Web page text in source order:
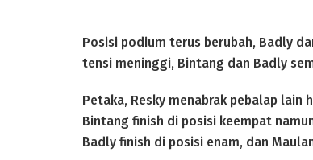
Posisi podium terus berubah, Badly
tensi meninggi, Bintang dan Badly
Petaka, Resky menabrak pebalap
Bintang finish di posisi keempat
Badly finish di posisi enam, dan